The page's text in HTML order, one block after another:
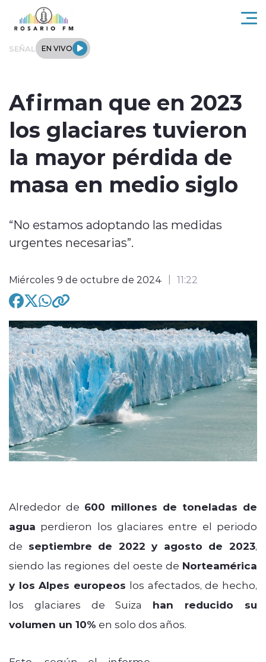
Click acá para ir directamente al contenido
SEÑAL EN VIVO
Regionales
Tendencias
Deportes
modo claro
Afirman que en 2023
los glaciares tuvieron
la mayor pérdida de
masa en medio siglo
“No estamos adoptando las medidas
urgentes necesarias”.
Miércoles 9 de octubre de 2024 11:22
Alrededor de 600 millones de toneladas de
agua perdieron los glaciares entre el periodo
de septiembre de 2022 y agosto de 2023,
siendo las regiones del oeste de Norteamérica
y los Alpes europeos los afectados, de hecho,
los glaciares de Suiza han reducido su
volumen un 10% en solo dos años.